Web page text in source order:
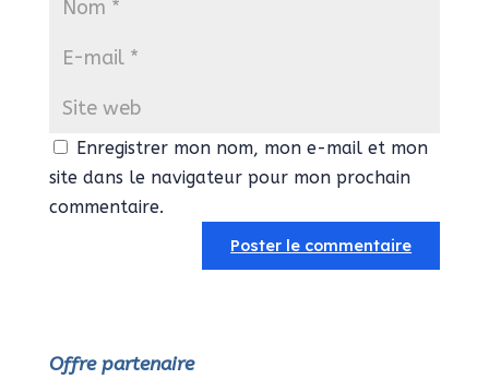
Enregistrer mon nom, mon e-mail et mon
site dans le navigateur pour mon prochain
commentaire.
Offre partenaire